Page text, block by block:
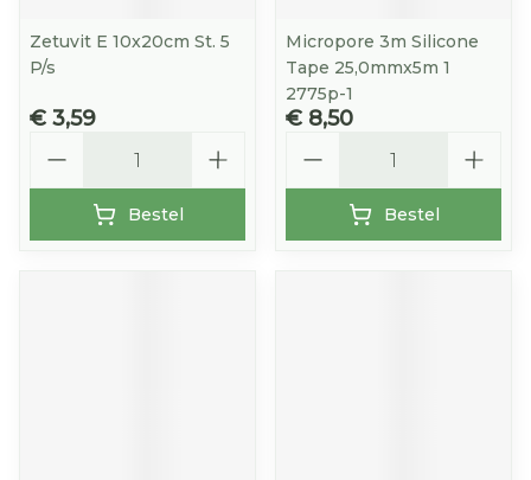
Zetuvit E 10x20cm St. 5
P/s
€ 3,59
Bestel
Micropore 3m Silicone
Tape 25,0mmx5m 1
2775p-1
€ 8,50
Bestel